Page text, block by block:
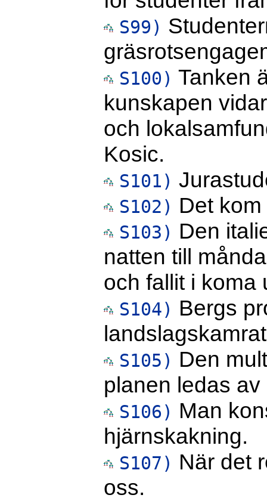
S99)
S100) Tanken
kunskapen
och
Kosic.
S101)
S102) Det
S103) Den
natten till
och fallit i koma
S104) Bergs
S105) Den
planen ledas
S106) Man
hjärnskakning.
S107) När det
oss.